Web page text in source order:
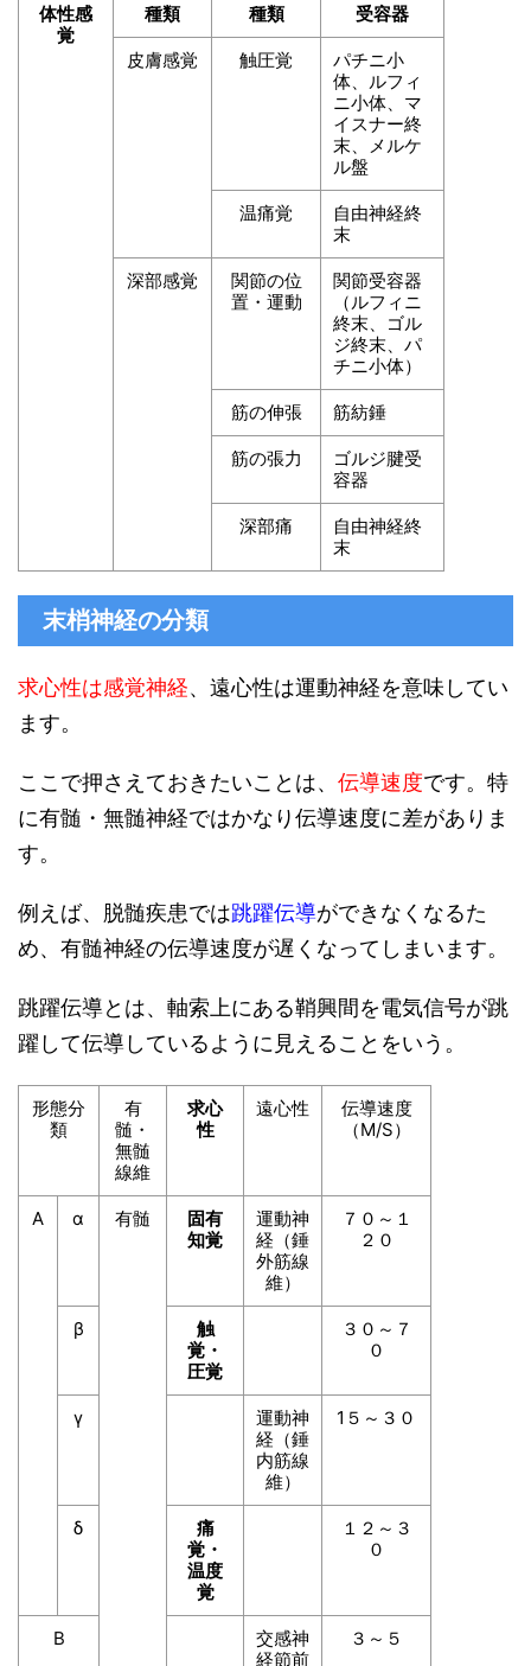
体性感
覚
種類 種類 受容器
皮膚感覚 触圧覚
パチニ小
体、ルフィ
ニ小体、マ
イスナー終
末、メルケ
ル盤
温痛覚
自由神経終
末
深部感覚
関節の位
置・運動
関節受容器
（ルフィニ
終末、ゴル
ジ終末、パ
チニ小体）
筋の伸張 筋紡錘
筋の張力
ゴルジ腱受
容器
深部痛
自由神経終
末
末梢神経の分類
求心性は感覚神経、遠心性は運動神経を意味してい
ます。
ここで押さえておきたいことは、 伝導速度です。特
に有髄・無髄神経ではかなり伝導速度に差がありま
す。
例えば、脱髄疾患では跳躍伝導ができなくなるた
め、有髄神経の伝導速度が遅くなってしまいます。
跳躍伝導とは、軸索上にある鞘興間を電気信号が跳
躍して伝導しているように見えることをいう。
形態分
類
有
髄・
無髄
線維
求心
性
遠心性
伝導速度
（M/S）
A α 有髄
固有
知覚
運動神
経（錘
外筋線
維）
７０～１
２０
β
触
覚・
圧覚
３０～７
０
γ
運動神
経（錘
内筋線
維）
1５～３０
δ
痛
覚・
温度
覚
１２～３
０
B
交感神
経節前
３～５